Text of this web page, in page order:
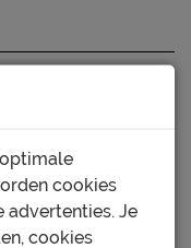
cookies
Je
cookies